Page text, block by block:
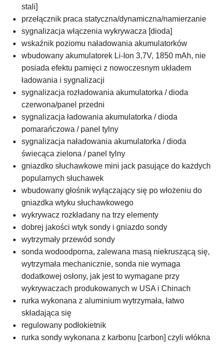
stali]
przełącznik praca statyczna/dynamiczna/namierzanie
sygnalizacja włączenia wykrywacza [dioda]
wskaźnik poziomu naładowania akumulatorków
wbudowany akumulatorek Li-Ion 3,7V, 1850 mAh, nie
posiada efektu pamięci z nowoczesnym układem
ładowania i sygnalizacji
sygnalizacja rozładowania akumulatorka / dioda
czerwona/panel przedni
sygnalizacja ładowania akumulatorka / dioda
pomarańczowa / panel tylny
sygnalizacja naładowania akumulatorka / dioda
świecąca zielona / panel tylny
gniazdko słuchawkowe mini jack pasujące do każdych
popularnych słuchawek
wbudowany głośnik wyłączający się po włożeniu do
gniazdka wtyku słuchawkowego
wykrywacz rozkładany na trzy elementy
dobrej jakości wtyk sondy i gniazdo sondy
wytrzymały przewód sondy
sonda wodoodporna, zalewana masą niekruszącą się,
wytrzymała mechanicznie, sonda nie wymaga
dodatkowej osłony, jak jest to wymagane przy
wykrywaczach produkowanych w USA i Chinach
rurka wykonana z aluminium wytrzymała, łatwo
składająca się
regulowany podłokietnik
rurka sondy wykonana z karbonu [carbon] czyli włókna